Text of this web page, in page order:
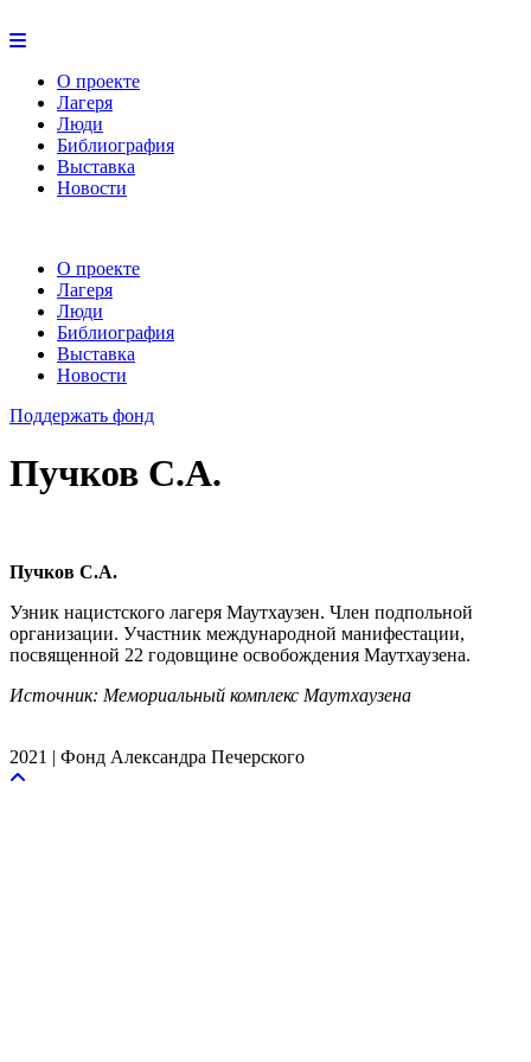
О проекте
Лагеря
Люди
Библиография
Выставка
Новости
О проекте
Лагеря
Люди
Библиография
Выставка
Новости
Поддержать фонд
Пучков С.А.
Пучков С.А.
Узник нацистского лагеря Маутхаузен. Член подпольной
организации. Участник международной манифестации,
посвященной 22 годовщине освобождения Маутхаузена.
Источник: Мемориальный комплекс Маутхаузена
2021 | Фонд Александра Печерского